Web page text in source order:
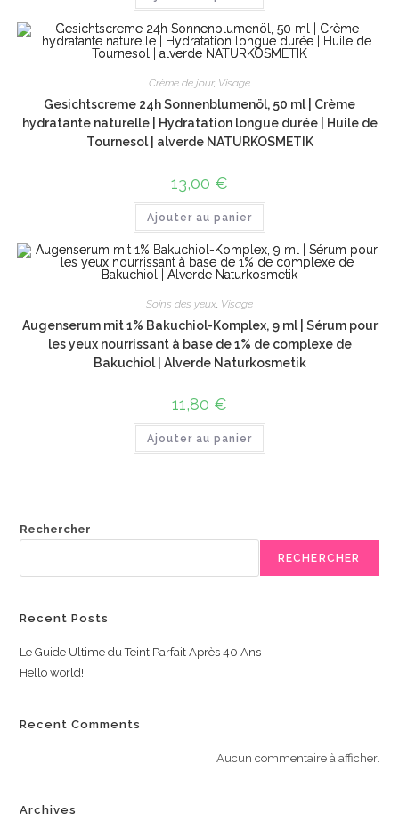
Crème de jour, Visage
Gesichtscreme 24h Sonnenblumenöl, 50 ml | Crème
hydratante naturelle | Hydratation longue durée | Huile de
Tournesol | alverde NATURKOSMETIK
13,00 €
Ajouter au panier
Soins des yeux, Visage
Augenserum mit 1% Bakuchiol-Komplex, 9 ml | Sérum pour
les yeux nourrissant à base de 1% de complexe de
Bakuchiol | Alverde Naturkosmetik
11,80 €
Ajouter au panier
Rechercher
RECHERCHER
Recent Posts
Le Guide Ultime du Teint Parfait Après 40 Ans
Hello world!
Recent Comments
Aucun commentaire à afficher.
Archives